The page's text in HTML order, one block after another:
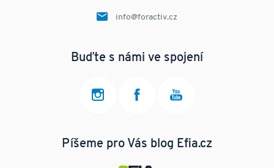
info@foractiv.cz
Buďte s námi ve spojení
Píšeme pro Vás blog Efia.cz